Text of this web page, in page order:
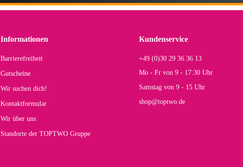
Der Koffer macht einen sehr soliden Eindruck. Die Zuverlässigkeit muss sich noch in
Hans E
Informationen
Barrierefreiheit
Gutscheine
Wir suchen dich!
Kontaktformular
Wir über uns
Standorte der TOPTWO Gruppe
Kundenservice
+49 (0)30 29 36 36 13
Mo - Fr von 9 - 17:30 Uhr
Samstag von 9 - 15 Uhr
shop@toptwo.de